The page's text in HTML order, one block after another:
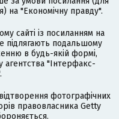
на "Економічну правду".
сайті із посиланням на
підлягають подальшому
в будь-якій формі,
агентства "Інтерфакс-
фотографічних
правовласника Getty